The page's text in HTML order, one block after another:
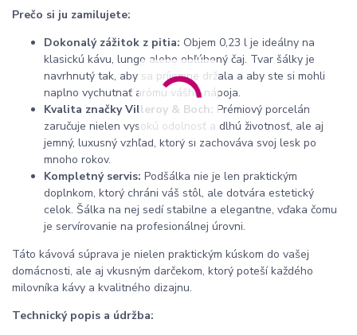
Prečo si ju zamilujete:
Dokonalý zážitok z pitia: Objem 0,23 l je ideálny na
klasickú kávu, lungo alebo obľúbený čaj. Tvar šálky je
navrhnutý tak, aby sa príjemne držala a aby ste si mohli
naplno vychutnať arómu vášho nápoja.
Kvalita značky Villeroy & Boch: Prémiový porcelán
zaručuje nielen vysokú odolnosť a dlhú životnosť, ale aj
jemný, luxusný vzhľad, ktorý si zachováva svoj lesk po
mnoho rokov.
Kompletný servis: Podšálka nie je len praktickým
doplnkom, ktorý chráni váš stôl, ale dotvára estetický
celok. Šálka na nej sedí stabilne a elegantne, vďaka čomu
je servírovanie na profesionálnej úrovni.
Táto kávová súprava je nielen praktickým kúskom do vašej
domácnosti, ale aj vkusným darčekom, ktorý poteší každého
milovníka kávy a kvalitného dizajnu.
Technický popis a údržba: